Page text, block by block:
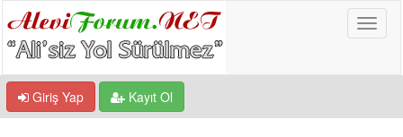
Giriş Yap Kayıt Ol